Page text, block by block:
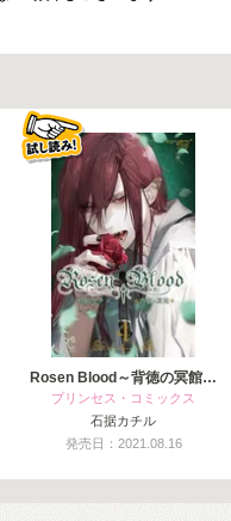
Rosen Blood～背徳の冥館…
プリンセス・コミックス
石据カチル
発売日：2021.08.16